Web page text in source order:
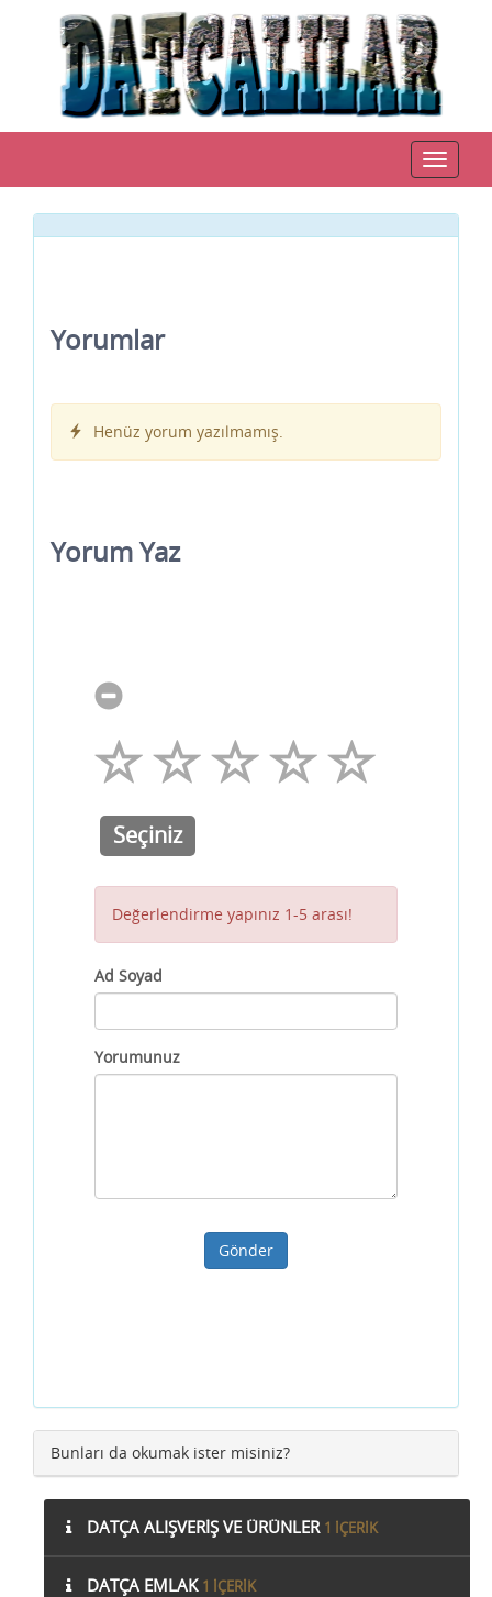
Toggle
Yorumlar
Henüz yorum yazılmamış.
Yorum Yaz
Seçiniz
Değerlendirme yapınız 1-5 arası!
Ad Soyad
Yorumunuz
Gönder
Bunları da okumak ister misiniz?
DATÇA ALIŞVERIŞ VE ÜRÜNLER 1 IÇERIK
DATÇA EMLAK 1 IÇERIK